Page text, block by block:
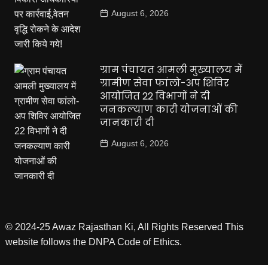
August 6, 2026
ग्राम पंचायत आमली मुख्यालय में
ग्रामीण सेवा फांलो-अप शिविर
आयोजित 22 विभागों ने दी
जनकल्याण कारी योजनाओं की
जानकारी दी
August 6, 2026
© 2024-25 Awaz Rajasthan Ki, All Rights Reserved This
website follows the DNPA Code of Ethics.